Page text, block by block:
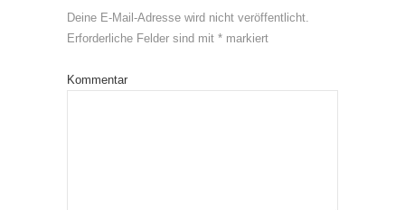
Deine E-Mail-Adresse wird nicht veröffentlicht.
Erforderliche Felder sind mit * markiert
Kommentar